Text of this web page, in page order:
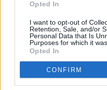
Opted In
I want to opt-out of
Retention, Sale, and/or
Personal Data that Is
Purposes for which it
Opted In
CONFIRM